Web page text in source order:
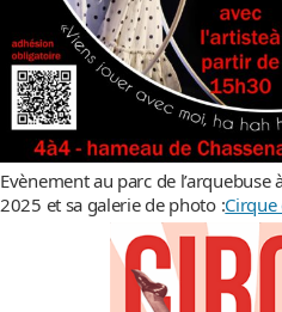
Evènement au parc de
2025 et sa galerie de photo :Cirque